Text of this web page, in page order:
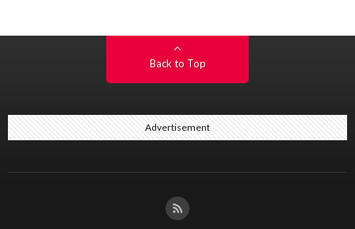
Back to Top
Advertisement